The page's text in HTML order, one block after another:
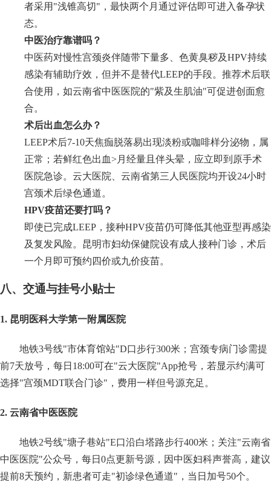
者采用"浅锥高切"，最快两个月通过评估即可进入备孕状
态。
中医治疗靠谱吗？
中医药对慢性宫颈炎伴随带下量多、色黄臭秽及HPV持续
感染有辅助疗效，但并不是替代LEEP的手段。推荐术后联
合使用，如云南省中医医院的"紫及生肌油"可促进创面愈
合。
术后出血怎么办？
LEEP术后7-10天焦痂脱落易出现淡粉或咖啡样分泌物，属
正常；若鲜红色出血>月经量且伴头晕，应立即到原手术
医院急诊。云大医院、云南省第三人民医院均开设24小时
宫颈术后绿色通道。
HPV疫苗还要打吗？
即使已完成LEEP，接种HPV疫苗仍可降低其他亚型再感染
及复发风险。昆明市妇幼保健院设有成人接种门诊，术后
一个月即可预约四价或九价疫苗。
八、交通与挂号小贴士
1. 昆明医科大学第一附属医院
地铁3号线"市体育馆站"D口步行300米；宫颈专病门诊需提
前7天放号，每日18:00可在"云大医院"App抢号，若显示约满可
选择"宫颈MDT联合门诊"，费用一样但号源充足。
2. 云南省中医医院
地铁2号线"塘子巷站"E口沿白塔路步行400米；关注"云南省
中医医院"公众号，每日0点更新号源，因中医妇科声誉高，建议
提前8天预约，新患者可走"初诊绿色通道"，当日加号50个。